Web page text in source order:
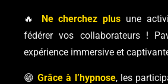
🔥 Ne cherchez plus une
fédérer vos collaborateurs !
expérience immersive et
😁Grâce à l’hypnose, les